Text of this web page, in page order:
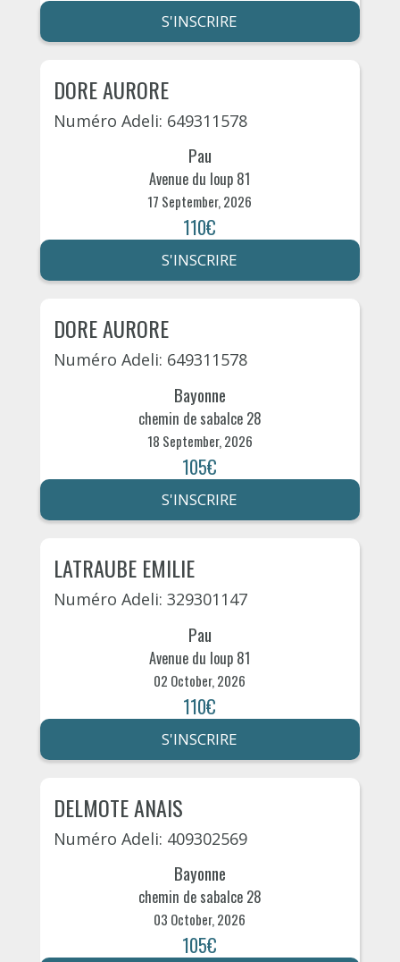
S'INSCRIRE
DORE AURORE
Numéro Adeli: 649311578
Pau
Avenue du loup 81
17 September, 2026
110€
S'INSCRIRE
DORE AURORE
Numéro Adeli: 649311578
Bayonne
chemin de sabalce 28
18 September, 2026
105€
S'INSCRIRE
LATRAUBE EMILIE
Numéro Adeli: 329301147
Pau
Avenue du loup 81
02 October, 2026
110€
S'INSCRIRE
DELMOTE ANAIS
Numéro Adeli: 409302569
Bayonne
chemin de sabalce 28
03 October, 2026
105€